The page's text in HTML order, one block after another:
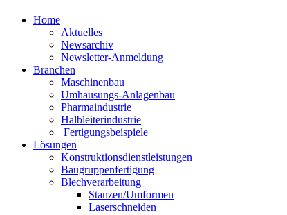
Home
Aktuelles
Newsarchiv
Newsletter-Anmeldung
Branchen
Maschinenbau
Umhausungs-Anlagenbau
Pharmaindustrie
Halbleiterindustrie
Fertigungsbeispiele
Lösungen
Konstruktionsdienstleistungen
Baugruppenfertigung
Blechverarbeitung
Stanzen/Umformen
Laserschneiden